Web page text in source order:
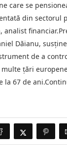
care se
din sectorul
analist
Dăianu,
de a
ţări
la 67 de